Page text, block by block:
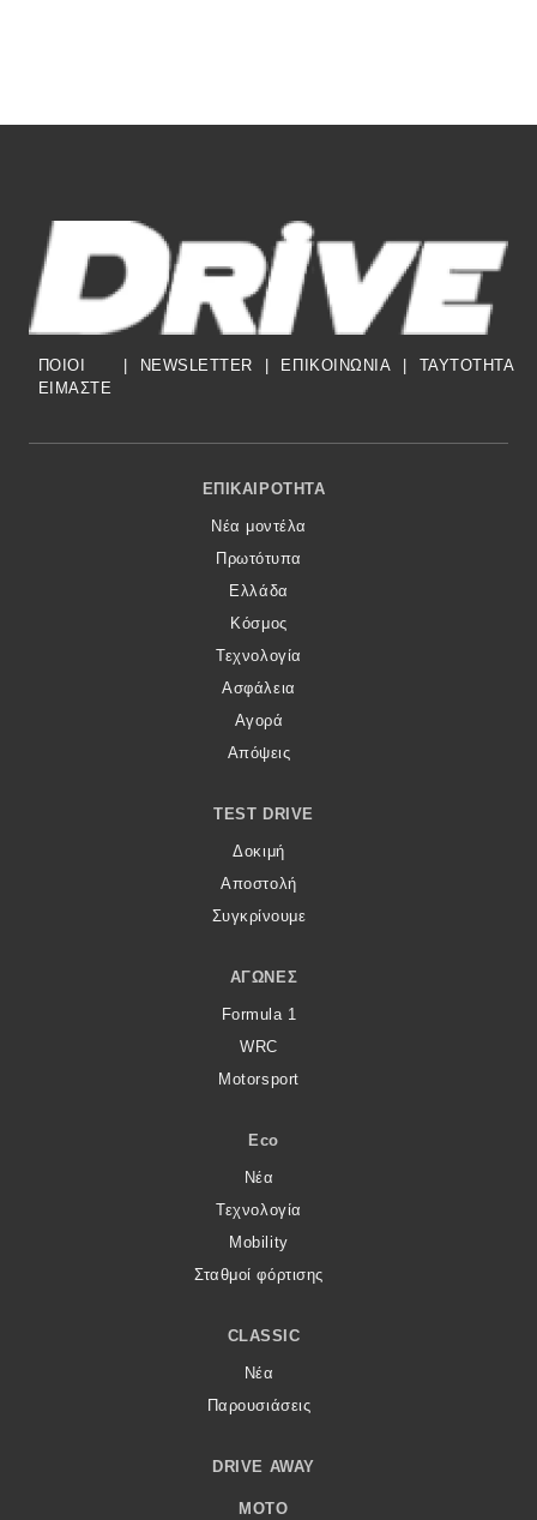
ΠΟΙΟΙ
ΕΙΜΑΣΤΕ
NEWSLETTER ΕΠΙΚΟΙΝΩΝΙΑ TAYTOTHTA
Footer Menu
ΕΠΙΚΑΙΡΌΤΗΤΑ
Νέα μοντέλα
Πρωτότυπα
Ελλάδα
Κόσμος
Τεχνολογία
Ασφάλεια
Αγορά
Απόψεις
TEST DRIVE
Δοκιμή
Αποστολή
Συγκρίνουμε
ΑΓΏΝΕΣ
Formula 1
WRC
Motorsport
Eco
Νέα
Τεχνολογία
Mobility
Σταθμοί φόρτισης
CLASSIC
Νέα
Παρουσιάσεις
DRIVE AWAY
MOTO